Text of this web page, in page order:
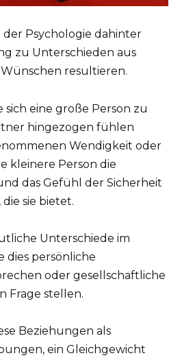
Psychologie dahinter
zu Unterschieden aus
resultieren.
eine große Person zu
hingezogen fühlen
Wendigkeit oder
kleinere Person die
das Gefühl der Sicherheit
sie bietet.
Unterschiede im
dies persönliche
oder gesellschaftliche
Frage stellen.
Beziehungen als
ein Gleichgewicht